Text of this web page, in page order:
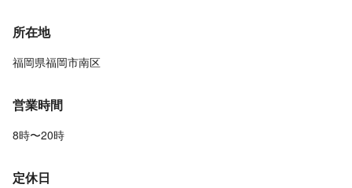
所在地
福岡県福岡市南区
営業時間
8時〜20時
定休日